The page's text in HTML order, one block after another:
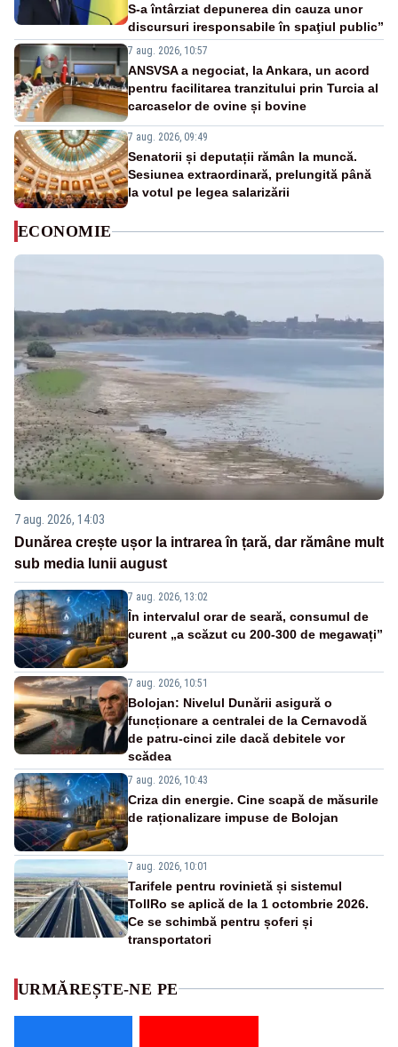
S-a întârziat depunerea din cauza unor
discursuri iresponsabile în spaţiul public”
7 aug. 2026, 10:57
ANSVSA a negociat, la Ankara, un acord
pentru facilitarea tranzitului prin Turcia al
carcaselor de ovine și bovine
7 aug. 2026, 09:49
Senatorii și deputații rămân la muncă.
Sesiunea extraordinară, prelungită până
la votul pe legea salarizării
ECONOMIE
7 aug. 2026, 14:03
Dunărea crește ușor la intrarea în țară, dar rămâne mult
sub media lunii august
7 aug. 2026, 13:02
În intervalul orar de seară, consumul de
curent „a scăzut cu 200-300 de megawați”
7 aug. 2026, 10:51
Bolojan: Nivelul Dunării asigură o
funcționare a centralei de la Cernavodă
de patru-cinci zile dacă debitele vor
scădea
7 aug. 2026, 10:43
Criza din energie. Cine scapă de măsurile
de raționalizare impuse de Bolojan
7 aug. 2026, 10:01
Tarifele pentru rovinietă și sistemul
TollRo se aplică de la 1 octombrie 2026.
Ce se schimbă pentru șoferi și
transportatori
URMĂREȘTE-NE PE